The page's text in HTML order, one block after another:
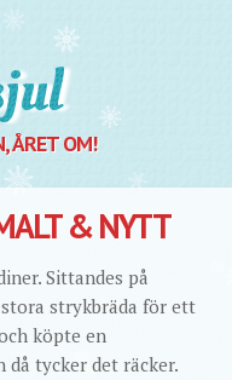
ÅRET OM!
& NYTT
Sittandes på
stora strykbräda för ett
köpte en
då tycker det räcker.